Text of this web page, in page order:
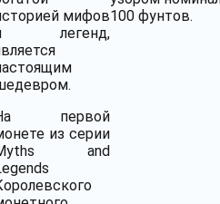
мифов
легенд,
первой
из серии
and
100 фунтов.